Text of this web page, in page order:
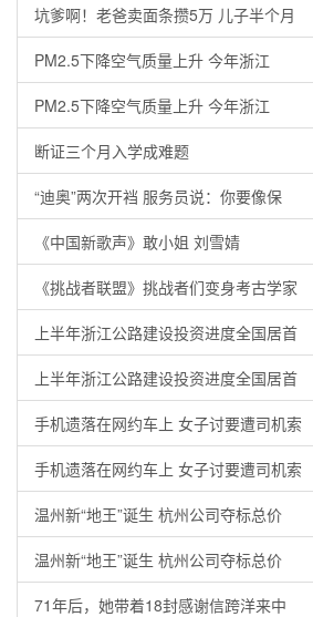
坑爹啊！老爸卖面条攒5万 儿子半个月
PM2.5下降空气质量上升 今年浙江
PM2.5下降空气质量上升 今年浙江
断证三个月入学成难题
“迪奥”两次开裆 服务员说：你要像保
《中国新歌声》敢小姐 刘雪婧
《挑战者联盟》挑战者们变身考古学家
上半年浙江公路建设投资进度全国居首
上半年浙江公路建设投资进度全国居首
手机遗落在网约车上 女子讨要遭司机索
手机遗落在网约车上 女子讨要遭司机索
温州新“地王”诞生 杭州公司夺标总价
温州新“地王”诞生 杭州公司夺标总价
71年后，她带着18封感谢信跨洋来中